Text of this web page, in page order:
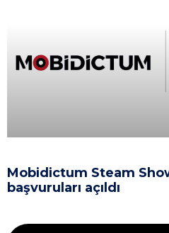
Mobidictum Steam
başvuruları açıldı